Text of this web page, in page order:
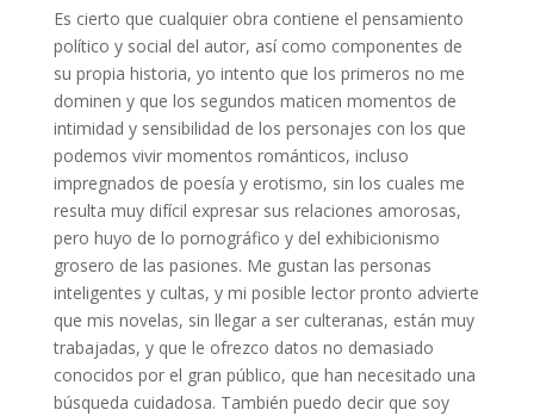
Es cierto que cualquier obra contiene el pensamiento
político y social del autor, así como componentes de
su propia historia, yo intento que los primeros no me
dominen y que los segundos maticen momentos de
intimidad y sensibilidad de los personajes con los que
podemos vivir momentos románticos, incluso
impregnados de poesía y erotismo, sin los cuales me
resulta muy difícil expresar sus relaciones amorosas,
pero huyo de lo pornográfico y del exhibicionismo
grosero de las pasiones. Me gustan las personas
inteligentes y cultas, y mi posible lector pronto advierte
que mis novelas, sin llegar a ser culteranas, están muy
trabajadas, y que le ofrezco datos no demasiado
conocidos por el gran público, que han necesitado una
búsqueda cuidadosa. También puedo decir que soy